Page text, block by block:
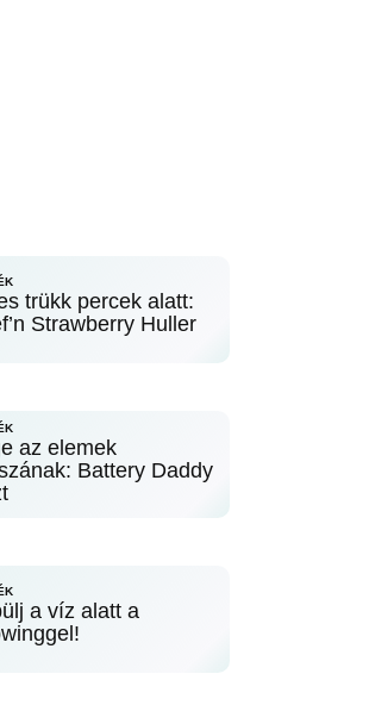
trükk percek alatt:
Strawberry Huller
az elemek
Battery Daddy
a víz alatt a